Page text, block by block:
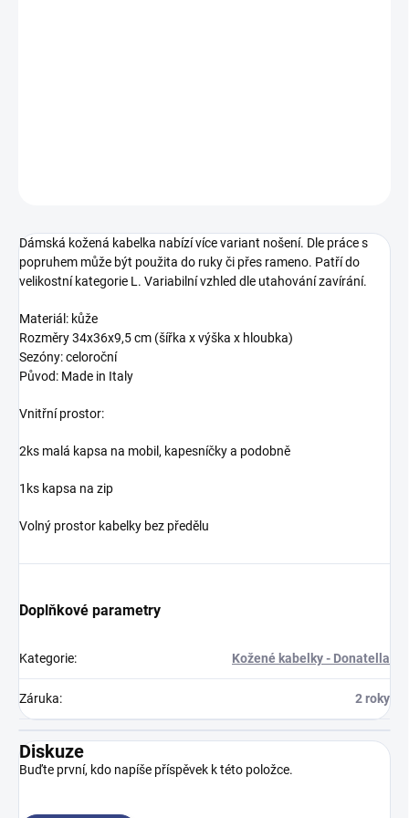
Dámská kožená kabelka nabízí více variant nošení. Dle práce s
popruhem může být použita do ruky či přes rameno. Patří do
velikostní kategorie L. Variabilní vzhled dle utahování zavírání.
Materiál: kůže
Rozměry34x36x9,5cm (šířka x výška x hloubka)
Sezóny: celoroční
Původ: Made in Italy
Vnitřní prostor:
2ks malá kapsa na mobil, kapesníčky a podobně
1ks kapsa na zip
Volný prostor kabelky bez předělu
Doplňkové parametry
Kategorie: Kožené kabelky - Donatella
Záruka: 2 roky
Diskuze
Buďte první, kdo napíše příspěvek k této položce.